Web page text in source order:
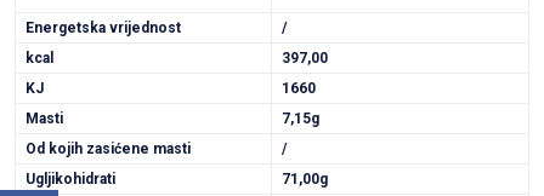
Energetska vrijednost
/
kcal
397,00
KJ
1660
Masti
7,15g
Od kojih zasićene masti
/
Ugljikohidrati
71,00g